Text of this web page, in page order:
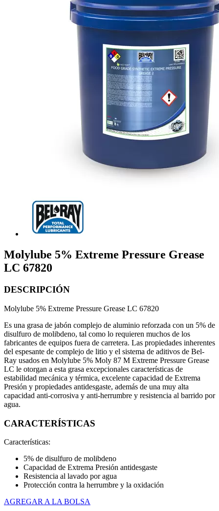
Molylube 5% Extreme Pressure Grease
LC 67820
DESCRIPCIÓN
Molylube 5% Extreme Pressure Grease LC 67820
Es una grasa de jabón complejo de aluminio reforzada con un 5% de
disulfuro de molibdeno, tal como lo requieren muchos de los
fabricantes de equipos fuera de carretera. Las propiedades inherentes
del espesante de complejo de litio y el sistema de aditivos de Bel-
Ray usados en Molylube 5% Moly 87 M Extreme Pressure Grease
LC le otorgan a esta grasa excepcionales características de
estabilidad mecánica y térmica, excelente capacidad de Extrema
Presión y propiedades antidesgaste, además de una muy alta
capacidad anti-corrosiva y anti-herrumbre y resistencia al barrido por
agua.
CARACTERÍSTICAS
Características:
5% de disulfuro de molibdeno
Capacidad de Extrema Presión antidesgaste
Resistencia al lavado por agua
Protección contra la herrumbre y la oxidación
AGREGAR A LA BOLSA